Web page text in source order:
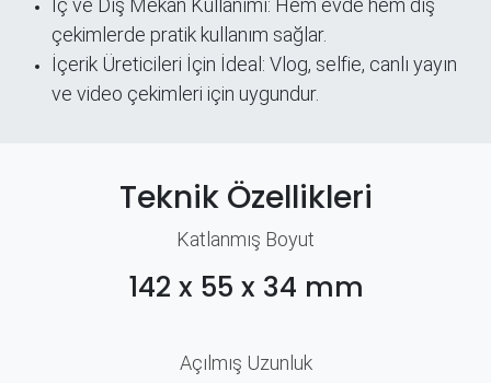
İç ve Dış Mekân Kullanımı: Hem evde hem dış
çekimlerde pratik kullanım sağlar.
İçerik Üreticileri İçin İdeal: Vlog, selfie, canlı yayın
ve video çekimleri için uygundur.
Teknik Özellikleri
Katlanmış Boyut
142 x 55 x 34 mm
Açılmış Uzunluk